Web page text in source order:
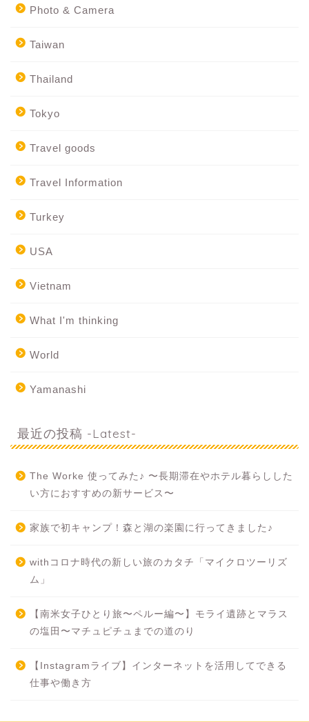
Photo & Camera
Taiwan
Thailand
Tokyo
Travel goods
Travel Information
Turkey
USA
Vietnam
What I'm thinking
World
Yamanashi
最近の投稿 -Latest-
The Worke 使ってみた♪ 〜長期滞在やホテル暮らしした
い方におすすめの新サービス〜
家族で初キャンプ！森と湖の楽園に行ってきました♪
withコロナ時代の新しい旅のカタチ「マイクロツーリズ
ム」
【南米女子ひとり旅〜ペルー編〜】モライ遺跡とマラス
の塩田〜マチュピチュまでの道のり
【Instagramライブ】インターネットを活用してできる
仕事や働き方